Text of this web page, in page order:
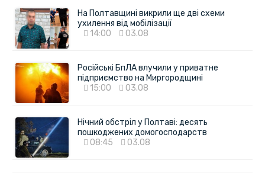
На Полтавщині викрили ще дві схеми
ухилення від мобілізації
14:00
03.08
Російські БпЛА влучили у приватне
підприємство на Миргородщині
15:00
03.08
Нічний обстріл у Полтаві: десять
пошкоджених домогосподарств
08:45
03.08